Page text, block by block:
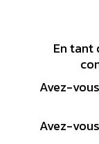
En tant
Avez-
Avez-